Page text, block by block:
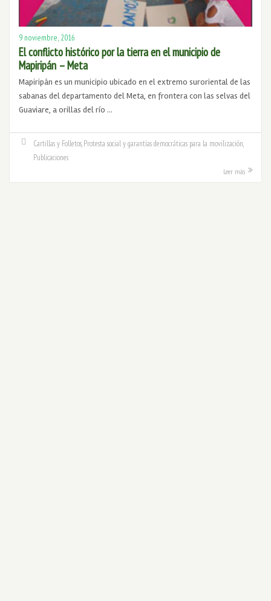
9 noviembre, 2016
El conflicto histórico por la tierra en el municipio de
Mapiripán – Meta
Mapiripán es un municipio ubicado en el extremo suroriental de las
sabanas del departamento del Meta, en frontera con las selvas del
Guaviare, a orillas del río …
Cartillas y Folletos, Protesta social y garantías democráticas para la movilización
Publicaciones
Leer más